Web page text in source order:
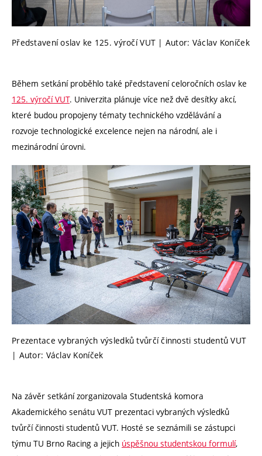
Představení oslav ke 125. výročí VUT | Autor: Václav Koníček
Během setkání proběhlo také představení celoročních oslav ke
125. výročí VUT. Univerzita plánuje více než dvě desítky akcí,
které budou propojeny tématy technického vzdělávání a
rozvoje technologické excelence nejen na národní, ale i
mezinárodní úrovni.
Prezentace vybraných výsledků tvůrčí činnosti studentů VUT
| Autor: Václav Koníček
Na závěr setkání zorganizovala Studentská komora
Akademického senátu VUT prezentaci vybraných výsledků
tvůrčí činnosti studentů VUT. Hosté se seznámili se zástupci
týmu TU Brno Racing a jejich úspěšnou studentskou formulí,